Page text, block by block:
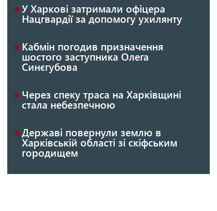
У Харкові затримали офіцера
Нацгвардії за допомогу ухилянту
Кабмін погодив призначення
шостого заступника Олега
Синєгубова
Через спеку траса на Харківщині
стала небезпечною
Державі повернули землю в
Харківській області зі скіфським
городищем